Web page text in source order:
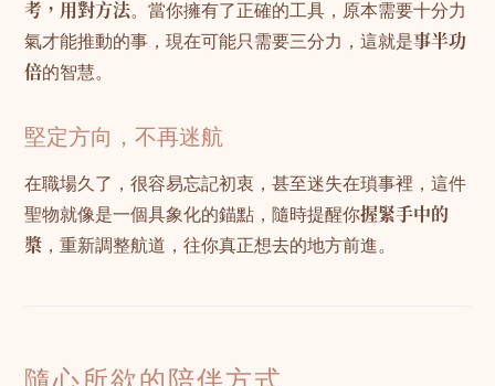
考，用對方法。當你擁有了正確的工具，原本需要十分力
氣才能推動的事，現在可能只需要三分力，這就是事半功
倍的智慧。
堅定方向，不再迷航
在職場久了，很容易忘記初衷，甚至迷失在瑣事裡，這件
聖物就像是一個具象化的錨點，隨時提醒你握緊手中的
槳 ，重新調整航道，往你真正想去的地方前進。
隨心所欲的陪伴方式